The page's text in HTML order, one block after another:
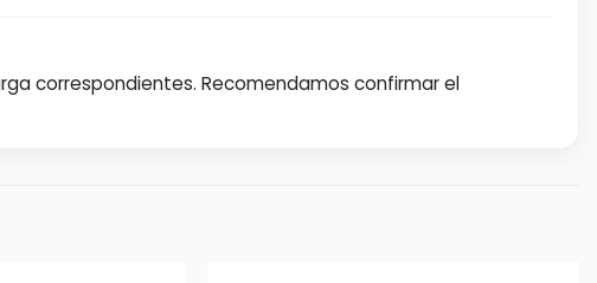
correspondientes. Recomendamos confirmar el